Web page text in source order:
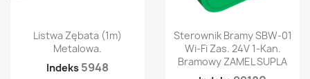
Listwa Zębata (1m)
Metalowa.
Indeks 5948
Sterownik Bramy SBW-01
Wi-Fi Zas. 24V 1-Kan.
Bramowy ZAMEL SUPLA